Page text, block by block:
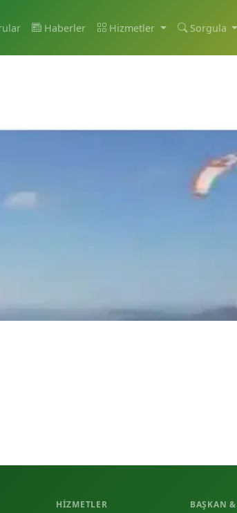
Haberler Hizmetler Sorgula
HIZMETLER BAŞKAN